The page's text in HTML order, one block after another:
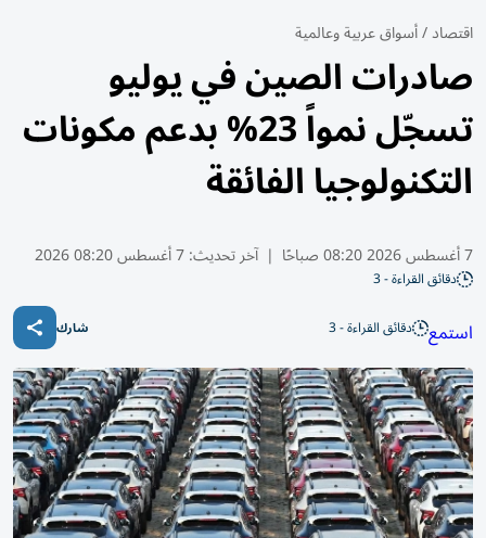
اقتصاد/أسواق عربية وعالمية
صادرات الصين في يوليو
تسجّل نمواً 23% بدعم مكونات
التكنولوجيا الفائقة
7 أغسطس 2026 08:20 صباحًا | آخر تحديث:7 أغسطس 08:20 2026
دقائق القراءة - 3
استمع دقائق القراءة - 3 شارك